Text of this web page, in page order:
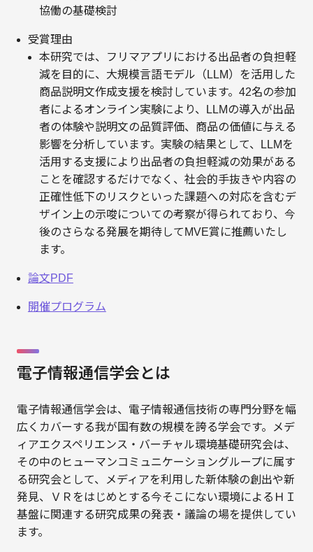
協働の基礎検討
受賞理由
本研究では、フリマアプリにおける出品者の負担軽
減を目的に、大規模言語モデル（LLM）を活用した
商品説明文作成支援を検討しています。42名の参加
者によるオンライン実験により、LLMの導入が出品
者の体験や説明文の品質評価、商品の価値に与える
影響を分析しています。実験の結果として、LLMを
活用する支援により出品者の負担軽減の効果がある
ことを確認するだけでなく、社会的手抜きや内容の
正確性低下のリスクといった課題への対応を含むデ
ザイン上の示唆についての考察が得られており、今
後のさらなる発展を期待してMVE賞に推薦いたし
ます。
論文PDF
開催プログラム
電子情報通信学会とは
電子情報通信学会は、電子情報通信技術の専門分野を幅
広くカバーする我が国有数の規模を誇る学会です。メデ
ィアエクスペリエンス・バーチャル環境基礎研究会は、
その中のヒューマンコミュニケーショングループに属す
る研究会として、メディアを利用した新体験の創出や新
発見、ＶＲをはじめとする今そこにない環境によるＨＩ
基盤に関連する研究成果の発表・議論の場を提供してい
ます。